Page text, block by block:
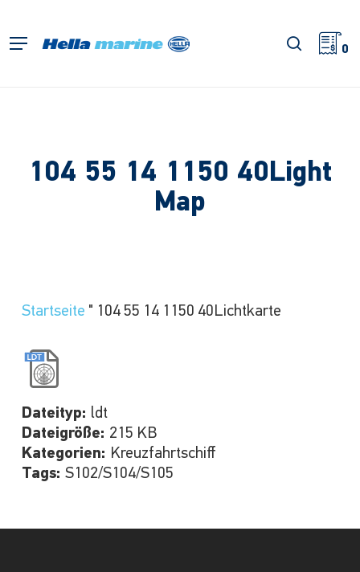
springen
Menü Suche
0
104 55 14 1150 40Light
Map
Startseite " 104 55 14 1150 40Lichtkarte
Dateityp: ldt
Dateigröße: 215 KB
Kategorien: Kreuzfahrtschiff
Tags: S102/S104/S105